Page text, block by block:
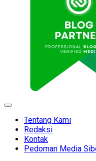
Expand
Tentang Kami
Redaksi
Kontak
Pedoman Media